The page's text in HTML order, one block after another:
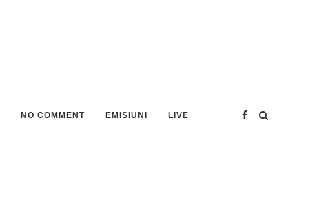
NO COMMENT EMISIUNI LIVE